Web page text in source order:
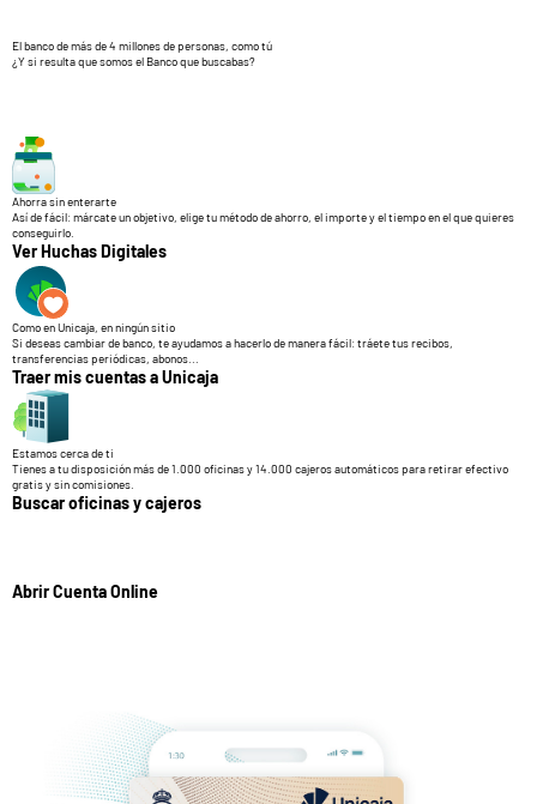
El banco de más de 4 millones de personas, como tú
¿Y si resulta que somos el Banco que buscabas?
Ahorra sin enterarte
Así de fácil: márcate un objetivo, elige tu método de ahorro, el importe y el tiempo en el que quieres
conseguirlo.
Ver Huchas Digitales
Como en Unicaja, en ningún sitio
Si deseas cambiar de banco, te ayudamos a hacerlo de manera fácil: tráete tus recibos,
transferencias periódicas, abonos...
Traer mis cuentas a Unicaja
Estamos cerca de ti
Tienes a tu disposición más de 1.000 oficinas y 14.000 cajeros automáticos para retirar efectivo
gratis y sin comisiones.
Buscar oficinas y cajeros
Abrir Cuenta Online